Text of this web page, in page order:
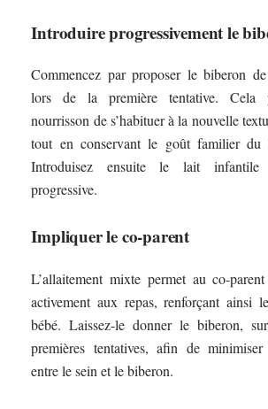
Introduire progressivement le
Commencez par proposer le biberon
lors de la première tentative. Cela
nourrisson de s’habituer à la nouvelle
tout en conservant le goût familier du
Introduisez ensuite le lait infantile
progressive.
Impliquer le co-parent
L’allaitement mixte permet au co-
activement aux repas, renforçant ainsi
bébé. Laissez-le donner le biberon,
premières tentatives, afin de
entre le sein et le biberon.